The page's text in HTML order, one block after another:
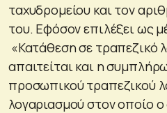
ταχυδρομείου και τον
του. Εφόσον επιλέξει ως
«Κατάθεση σε τραπεζικό
απαιτείται και η
προσωπικού τραπεζικού
λογαριασμού στον οποίο ο